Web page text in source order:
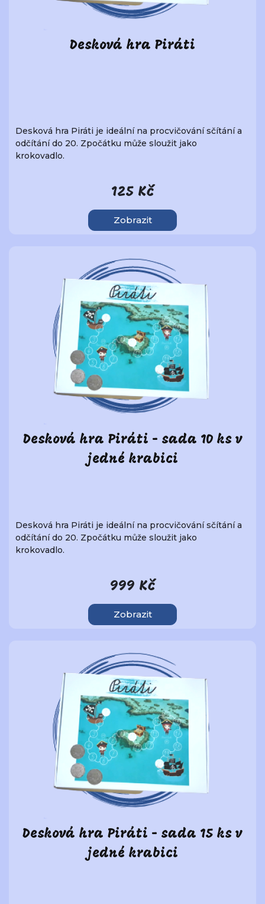
Desková hra Piráti
Desková hra Piráti je ideální na procvičování sčítání a
odčítání do 20. Zpočátku může sloužit jako
krokovadlo.
125 Kč
Zobrazit
Desková hra Piráti - sada 10 ks v
jedné krabici
Desková hra Piráti je ideální na procvičování sčítání a
odčítání do 20. Zpočátku může sloužit jako
krokovadlo.
999 Kč
Zobrazit
Desková hra Piráti - sada 15 ks v
jedné krabici